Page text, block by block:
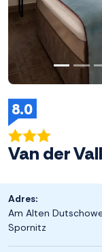
8.0
Van der
Adres:
Am Alten
Spornitz